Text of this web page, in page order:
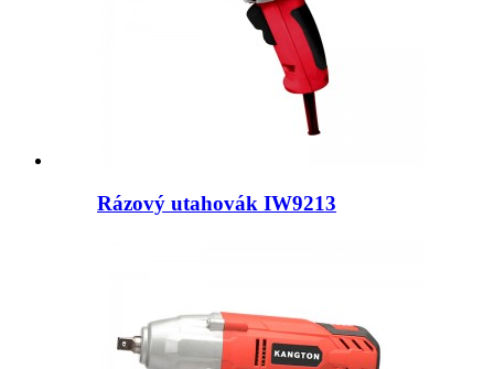
Rázový utahovák IW9213